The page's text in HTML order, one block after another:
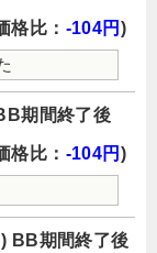
格比： -104円 )
期間終了後
格比： -104円 )
BB期間終了後